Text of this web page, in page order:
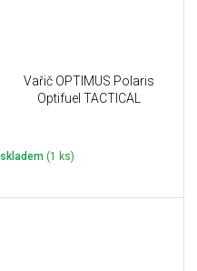
Vařič OPTIMUS Polaris
Optifuel TACTICAL
skladem (1 ks)